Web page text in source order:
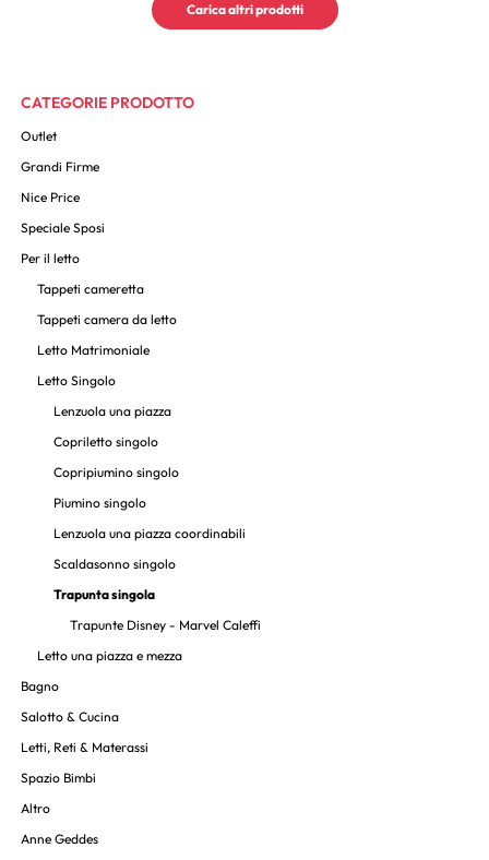
CATEGORIE PRODOTTO
Outlet
Grandi Firme
Nice Price
Speciale Sposi
Per il letto
Tappeti cameretta
Tappeti camera da letto
Letto Matrimoniale
Letto Singolo
Lenzuola una piazza
Copriletto singolo
Copripiumino singolo
Piumino singolo
Lenzuola una piazza coordinabili
Scaldasonno singolo
Trapunta singola
Trapunte Disney - Marvel Caleffi
Letto una piazza e mezza
Bagno
Salotto & Cucina
Letti, Reti & Materassi
Spazio Bimbi
Altro
Anne Geddes
Carica altri prodotti